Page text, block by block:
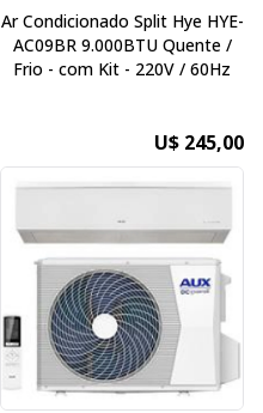
Ar Condicionado Split Hye HYE-
AC09BR 9.000BTU Quente /
Frio - com Kit - 220V / 60Hz
U$ 245,00